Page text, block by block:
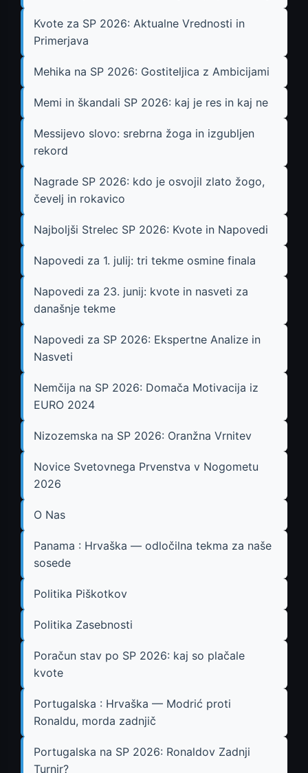
Kvote za SP 2026: Aktualne Vrednosti in
Primerjava
Mehika na SP 2026: Gostiteljica z Ambicijami
Memi in škandali SP 2026: kaj je res in kaj ne
Messijevo slovo: srebrna žoga in izgubljen
rekord
Nagrade SP 2026: kdo je osvojil zlato žogo,
čevelj in rokavico
Najboljši Strelec SP 2026: Kvote in Napovedi
Napovedi za 1. julij: tri tekme osmine finala
Napovedi za 23. junij: kvote in nasveti za
današnje tekme
Napovedi za SP 2026: Ekspertne Analize in
Nasveti
Nemčija na SP 2026: Domača Motivacija iz
EURO 2024
Nizozemska na SP 2026: Oranžna Vrnitev
Novice Svetovnega Prvenstva v Nogometu
2026
O Nas
Panama : Hrvaška — odločilna tekma za naše
sosede
Politika Piškotkov
Politika Zasebnosti
Poračun stav po SP 2026: kaj so plačale
kvote
Portugalska : Hrvaška — Modrić proti
Ronaldu, morda zadnjič
Portugalska na SP 2026: Ronaldov Zadnji
Turnir?